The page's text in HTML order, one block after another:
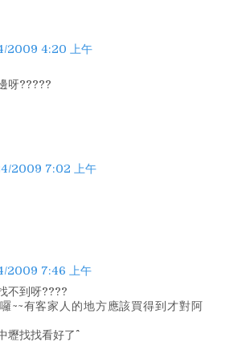
2009 4:20 上午
呀?????
2009 7:02 上午
2009 7:46 上午
不到呀????
~~有客家人的地方應該買得到才對阿
壢找找看好了^^